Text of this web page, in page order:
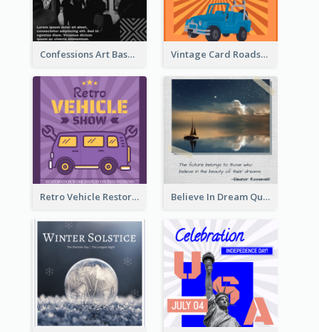
Confessions Art Basel Instagram Post Vintage Card Roadshow Instagram Post
Retro Vehicle Restoration Instagram Post Believe In Dream Quote Instagram Post